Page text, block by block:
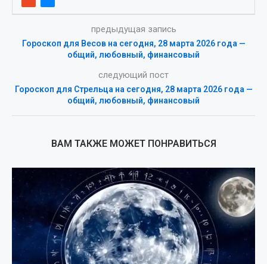
предыдущая запись
Гороскоп для Весов на сегодня, 28 марта 2026 года —
общий, любовный, финансовый
следующий пост
Гороскоп для Стрельца на сегодня, 28 марта 2026 года —
общий, любовный, финансовый
ВАМ ТАКЖЕ МОЖЕТ ПОНРАВИТЬСЯ